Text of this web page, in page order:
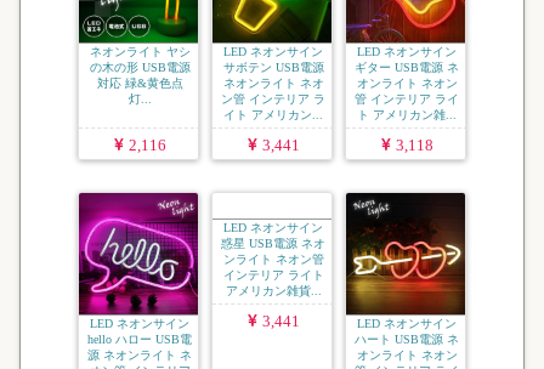
ネオンライト ヤシ
の木の形 USB電源
対応 緑&黄色点
灯...
2,116
LED ネオンサイン
サボテン USB電源
ネオンライト ネオ
ン管 インテリア ラ
イト アメリカン...
3,441
LED ネオンサイン
ギター USB電源 ネ
オンライト ネオン
管 インテリア ライ
ト アメリカン雑...
3,118
LED ネオンサイン
hello ハロー USB電
源 ネオンライト ネ
LED ネオンサイン
LED ネオンサイン
ハート USB電源 ネ
オンライト ネオン